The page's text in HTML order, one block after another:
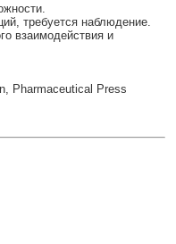
требуется наблюдение.
взаимодействия и
Pharmaceutical Press